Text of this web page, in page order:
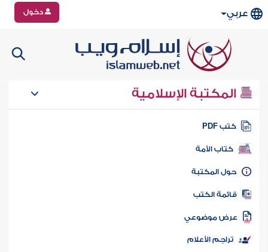
عربي دخول
المكتبة الإسلامية
كتب PDF
كتاب الأمة
المكتبة
الكتب
موضوعي